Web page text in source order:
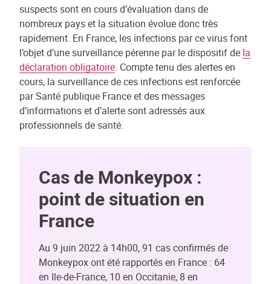
suspects sont en cours d’évaluation dans de
nombreux pays et la situation évolue donc très
rapidement. En France, les infections par ce virus font
l’objet d’une surveillance pérenne par le dispositif de la
déclaration obligatoire. Compte tenu des alertes en
cours, la surveillance de ces infections est renforcée
par Santé publique France et des messages
d’informations et d’alerte sont adressés aux
professionnels de santé.
Cas de Monkeypox :
point de situation en
France
Au 9 juin 2022 à 14h00, 91 cas confirmés de
Monkeypox ont été rapportés en France : 64
en Ile-de-France, 10 en Occitanie, 8 en